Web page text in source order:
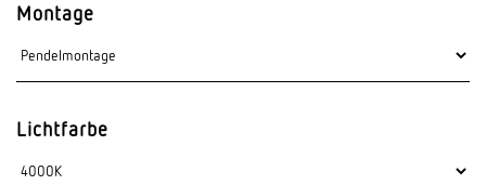
Montage
Lichtfarbe